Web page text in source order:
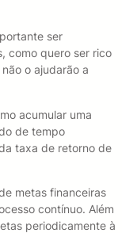
ser
como quero ser rico
o ajudarão a
acumular uma
de tempo
taxa de retorno de
metas financeiras
contínuo. Além
periodicamente à